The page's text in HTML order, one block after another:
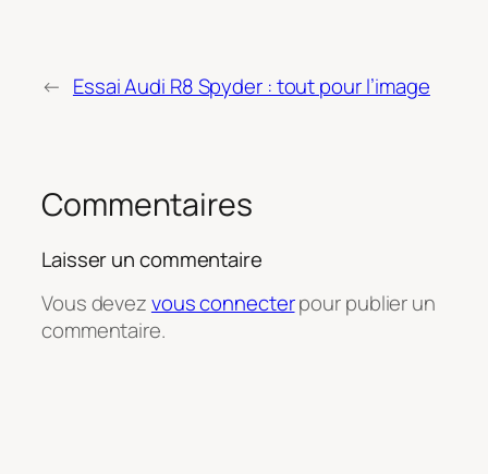
← Essai Audi R8 Spyder : tout pour l’image
Commentaires
Laisser un commentaire
Vous devezvous connecterpour publier un
commentaire.